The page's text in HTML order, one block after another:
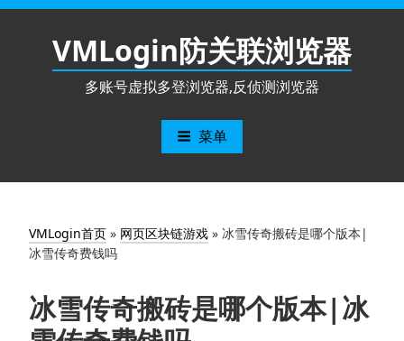
跳
VMLogin防关联浏览器
多账号虚拟多登浏览器,反侦测浏览器
菜单
VMLogin首页 » 网页区块链游戏 » 冰雪传奇搬砖是哪个版本|
冰雪传奇费钱吗
冰雪传奇搬砖是哪个版本|冰